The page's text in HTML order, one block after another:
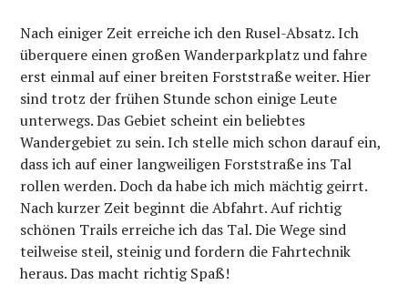
Nach einiger Zeit erreiche ich den Rusel-Absatz. Ich
überquere einen großen Wanderparkplatz und fahre
erst einmal auf einer breiten Forststraße weiter. Hier
sind trotz der frühen Stunde schon einige Leute
unterwegs. Das Gebiet scheint ein beliebtes
Wandergebiet zu sein. Ich stelle mich schon darauf ein,
dass ich auf einer langweiligen Forststraße ins Tal
rollen werden. Doch da habe ich mich mächtig geirrt.
Nach kurzer Zeit beginnt die Abfahrt. Auf richtig
schönen Trails erreiche ich das Tal. Die Wege sind
teilweise steil, steinig und fordern die Fahrtechnik
heraus. Das macht richtig Spaß!